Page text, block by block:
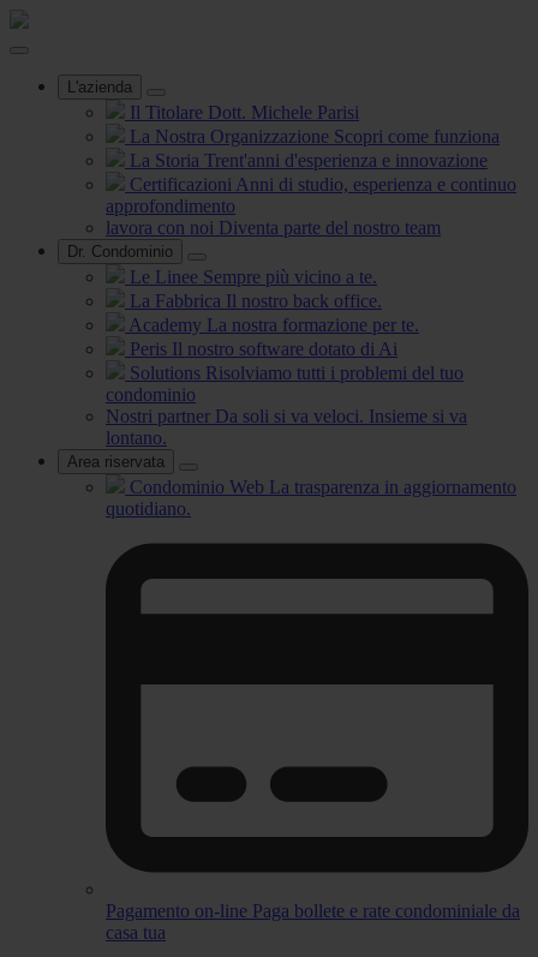
L'azienda
Il Titolare Dott. Michele Parisi
La Nostra Organizzazione Scopri come funziona
La Storia Trent'anni d'esperienza e innovazione
Certificazioni Anni di studio, esperienza e continuo
approfondimento
lavora con noi Diventa parte del nostro team
Dr. Condominio
Le Linee Sempre più vicino a te.
La Fabbrica Il nostro back office.
Academy La nostra formazione per te.
Peris Il nostro software dotato di Ai
Solutions Risolviamo tutti i problemi del tuo
condominio
Nostri partner Da soli si va veloci. Insieme si va
lontano.
Area riservata
Condominio Web La trasparenza in aggiornamento
quotidiano.
Pagamento on-line Paga bollete e rate condominiale da
casa tua